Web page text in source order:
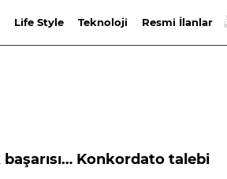
Life Style Teknoloji Resmi İlanlar
Konkordato talebi